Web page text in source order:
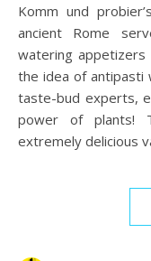
Komm und
ancient Rome
watering
the idea of antipasti
taste-bud experts,
power of plants!
extremely delicious